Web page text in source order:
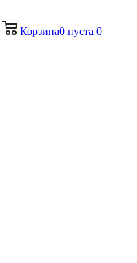
Корзина0 пуста 0